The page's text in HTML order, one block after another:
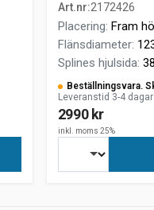
Art.nr:2172426
Placering: Fram
Flänsdiameter:
Splines hjulsida: 38
Beställningsvara.
Leveranstid 3-4 dagar
2990 kr
inkl. moms 25%